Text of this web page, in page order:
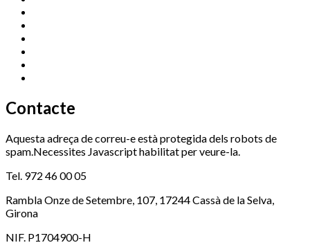
Contacte
Aquesta adreça de correu-e està protegida dels robots de
spam.Necessites Javascript habilitat per veure-la.
Tel. 972 46 00 05
Rambla Onze de Setembre, 107, 17244 Cassà de la Selva,
Girona
NIF. P1704900-H